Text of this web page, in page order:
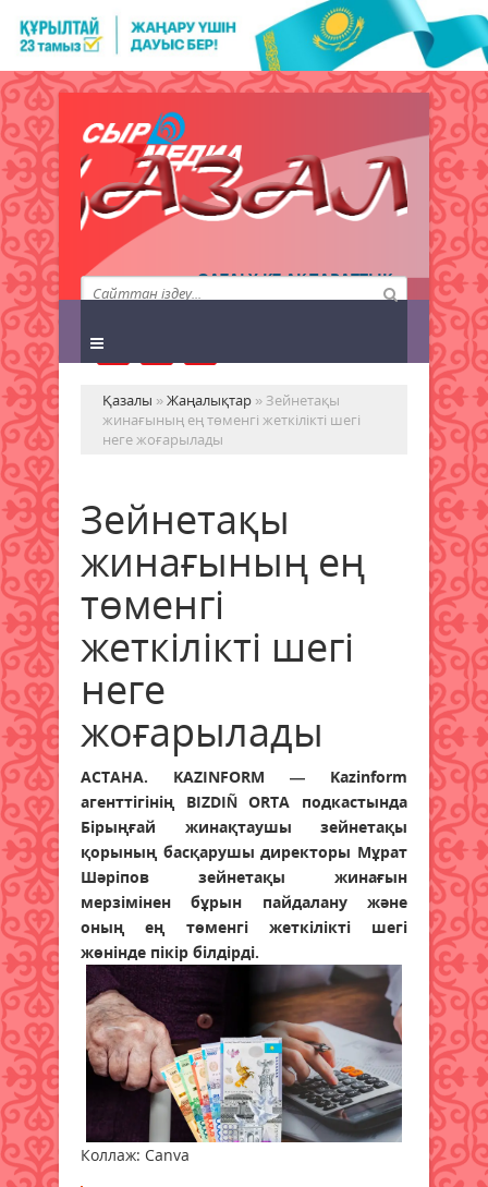
QAZALY.KZ АҚПАРАТТЫҚ
АГЕНТТІГІ
Қазалы »Жаңалықтар » Зейнетақы
жинағының ең төменгі жеткілікті шегі
неге жоғарылады
Зейнетақы
жинағының ең
төменгі
жеткілікті шегі
неге
жоғарылады
АСТАНА. KAZINFORM — Kazinform
агенттігінің BIZDIÑ ORTA подкастында
Бірыңғай жинақтаушы зейнетақы
қорының басқарушы директоры Мұрат
Шәріпов зейнетақы жинағын
мерзімінен бұрын пайдалану және
оның ең төменгі жеткілікті шегі
жөнінде пікір білдірді.
Коллаж: Canva